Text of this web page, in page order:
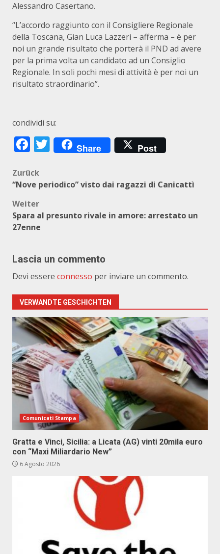
Alessandro Casertano.
“L’accordo raggiunto con il Consigliere Regionale
della Toscana, Gian Luca Lazzeri – afferma – è per
noi un grande risultato che porterà il PND ad avere
per la prima volta un candidato ad un Consiglio
Regionale. In soli pochi mesi di attività è per noi un
risultato straordinario”.
condividi su:
Facebook
Twitter
Share Post
Beitragsnavigation
Zurück
“Nove periodico” visto dai ragazzi di Canicattì
Weiter
Spara al presunto rivale in amore: arrestato un
27enne
Lascia un commento
Devi essere connesso per inviare un commento.
VERWANDTE GESCHICHTEN
Comunicati Stampa
Gratta e Vinci, Sicilia: a Licata (AG) vinti 20mila euro
con “Maxi Miliardario New”
6 Agosto 2026